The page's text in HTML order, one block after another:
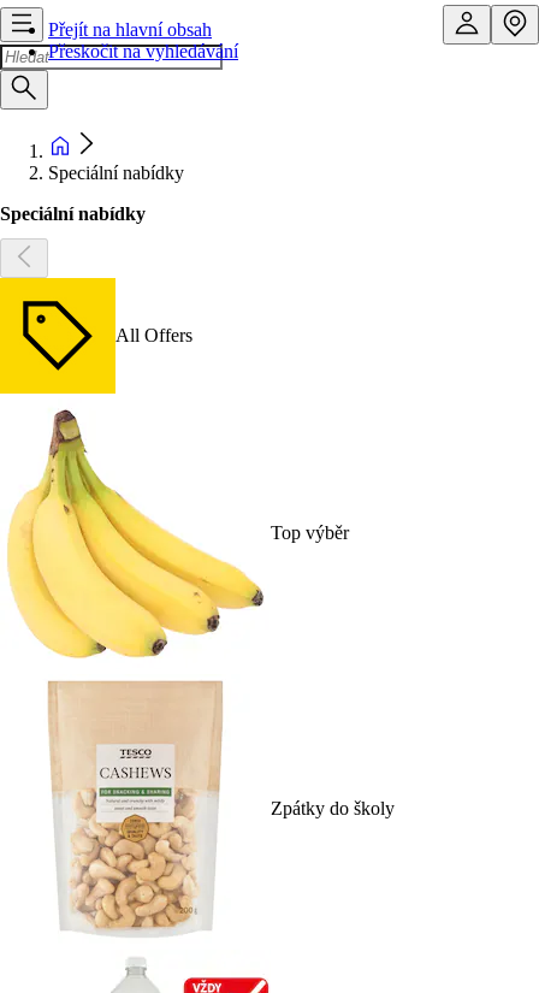
Přejít na hlavní obsah
Přeskočit na vyhledávání
Speciální nabídky
Speciální nabídky
All Offers
Top výběr
Zpátky do školy